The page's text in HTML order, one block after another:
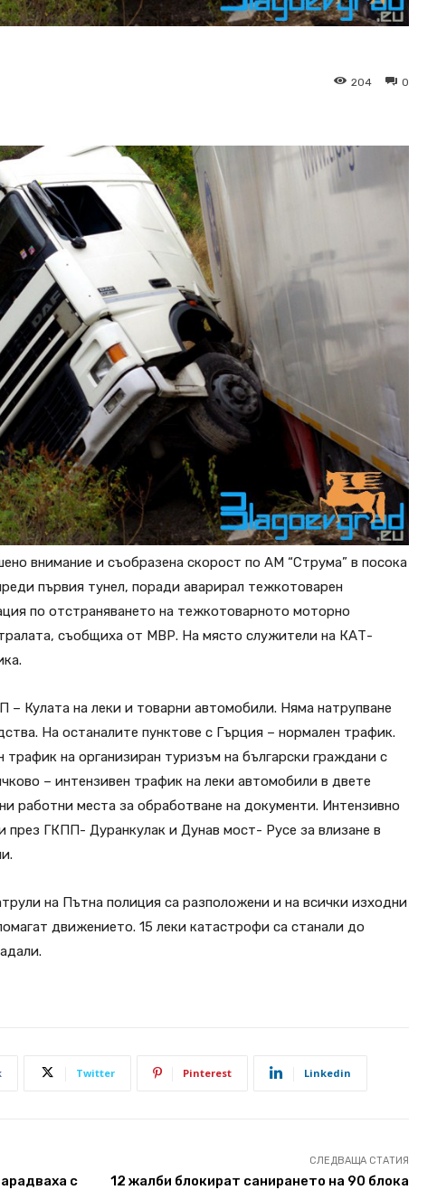
0
204
внимание и съобразена скорост по АМ “Струма” в посока
първия тунел, поради аварирал тежкотоварен
по отстраняването на тежкотоварното моторно
съобщиха от МВР. На място служители на КАТ-
– Кулата на леки и товарни автомобили. Няма натрупване
На останалите пунктове с Гърция – нормален трафик.
на организиран туризъм на български граждани с
– интензивен трафик на леки автомобили в двете
работни места за обработване на документи. Интензивно
през ГКПП- Дуранкулак и Дунав мост- Русе за влизане в
на Пътна полиция са разположени и на всички изходни
движението. 15 леки катастрофи са станали до
Twitter Pinterest Linkedin
с
СЛЕДВАЩА СТАТИЯ
12 жалби блокират санирането на 90 блока